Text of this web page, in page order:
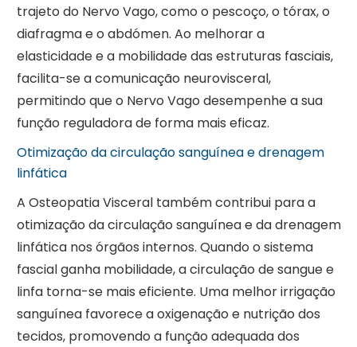
trajeto do Nervo Vago, como o pescoço, o tórax, o
diafragma e o abdómen. Ao melhorar a
elasticidade e a mobilidade das estruturas fasciais,
facilita-se a comunicação neurovisceral,
permitindo que o Nervo Vago desempenhe a sua
função reguladora de forma mais eficaz.
Otimização da circulação sanguínea e drenagem
linfática
A Osteopatia Visceral também contribui para a
otimização da circulação sanguínea e da drenagem
linfática nos órgãos internos. Quando o sistema
fascial ganha mobilidade, a circulação de sangue e
linfa torna-se mais eficiente. Uma melhor irrigação
sanguínea favorece a oxigenação e nutrição dos
tecidos, promovendo a função adequada dos